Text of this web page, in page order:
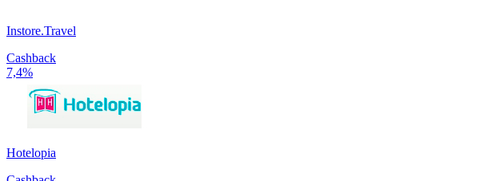
Instore.Travel
Cashback
7,4%
Hotelopia